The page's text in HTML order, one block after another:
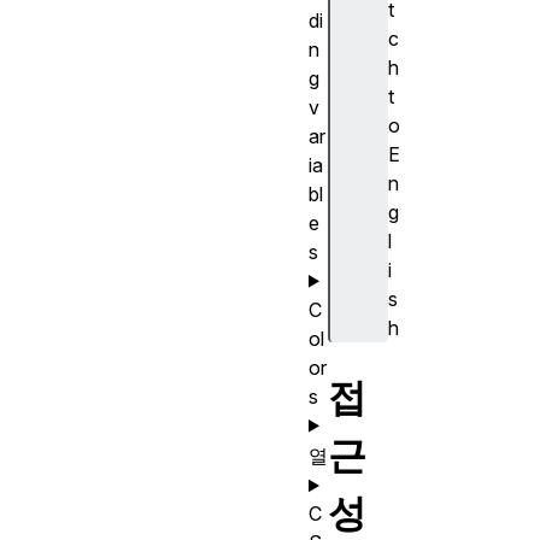
t
c
h
t
o
E
n
g
l
i
s
h
접
근
성
di
n
g
v
ar
ia
bl
e
s
C
ol
or
s
열
C